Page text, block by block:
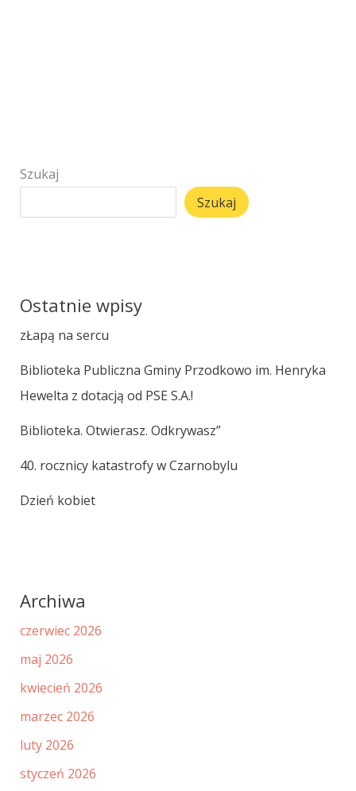
Szukaj
Szukaj
Ostatnie wpisy
zŁapą na sercu
Biblioteka Publiczna Gminy Przodkowo im. Henryka
Hewelta z dotacją od PSE S.A.!
Biblioteka. Otwierasz. Odkrywasz”
40. rocznicy katastrofy w Czarnobylu
Dzień kobiet
Archiwa
czerwiec 2026
maj 2026
kwiecień 2026
marzec 2026
luty 2026
styczeń 2026